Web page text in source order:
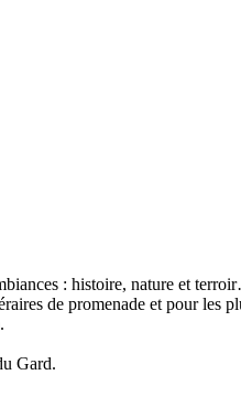
: histoire, nature et
de promenade et pour les
Gard.